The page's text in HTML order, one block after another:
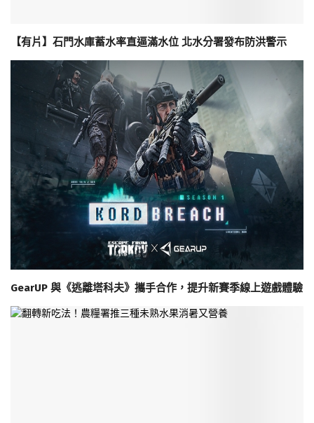
【有片】石門水庫蓄水率直逼滿水位 北水分署發布防洪警示
GearUP 與《逃離塔科夫》攜手合作，提升新賽季線上遊戲體驗